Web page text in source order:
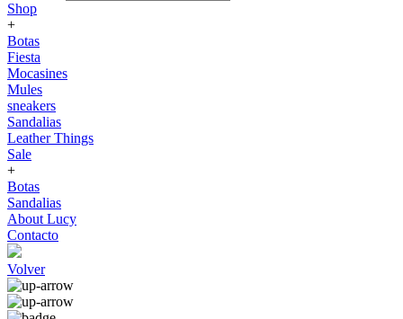
Shop
+
Botas
Fiesta
Mocasines
Mules
sneakers
Sandalias
Leather Things
Sale
+
Botas
Sandalias
About Lucy
Contacto
Volver